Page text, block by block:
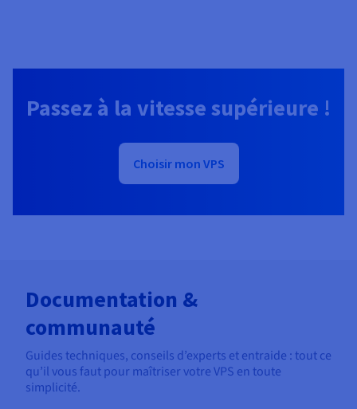
Passez à la vitesse supérieure !
Choisir mon VPS
Documentation &
communauté
Guides techniques, conseils d’experts et entraide : tout ce
qu’il vous faut pour maîtriser votre VPS en toute
simplicité.